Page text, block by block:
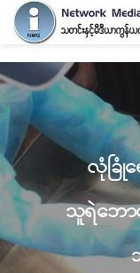
လုံခြုံ
သူရဲဘော